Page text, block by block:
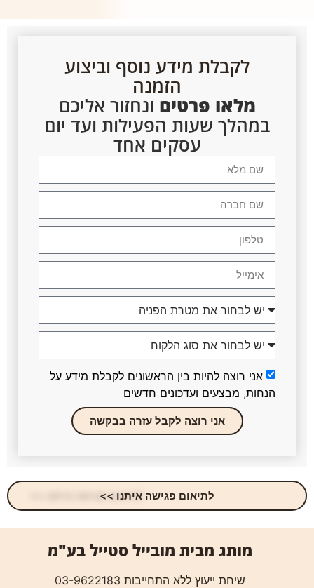
לקבלת מידע נוסף וביצוע
הזמנה
מלאו פרטים ונחזור אליכם
במהלך שעות הפעילות ועד יום
עסקים אחד
אני רוצה להיות בין הראשונים לקבלת מידע על
הנחות, מבצעים ועדכונים חדשים
אני רוצה לקבל עזרה בבקשה
לתיאום פגישה איתנו >>
מותג מבית מובייל סטייל בע"מ
שיחת ייעוץ ללא התחייבות 03-9622183